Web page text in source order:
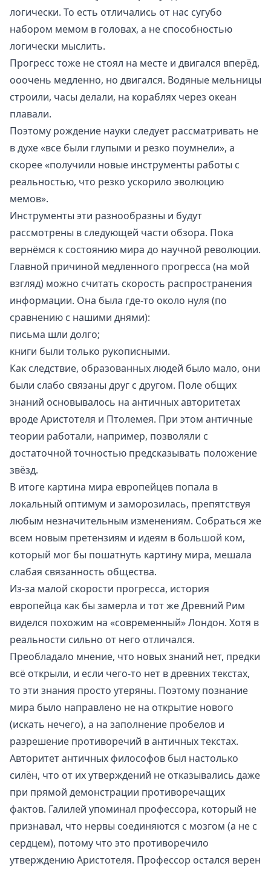
логически. То есть отличались от нас сугубо
набором мемом в головах, а не способностью
логически мыслить.
Прогресс тоже не стоял на месте и двигался вперёд,
ооочень медленно, но двигался. Водяные мельницы
строили, часы делали, на кораблях через океан
плавали.
Поэтому рождение науки следует рассматривать не
в духе «все были глупыми и резко поумнели», а
скорее «получили новые инструменты работы с
реальностью, что резко ускорило эволюцию
мемов».
Инструменты эти разнообразны и будут
рассмотрены в следующей части обзора. Пока
вернёмся к состоянию мира до научной революции.
Главной причиной медленного прогресса (на мой
взгляд) можно считать скорость распространения
информации. Она была где-то около нуля (по
сравнению с нашими днями):
письма шли долго;
книги были только рукописными.
Как следствие, образованных людей было мало, они
были слабо связаны друг с другом. Поле общих
знаний основывалось на античных авторитетах
вроде Аристотеля и Птолемея. При этом античные
теории работали, например, позволяли с
достаточной точностью предсказывать положение
звёзд.
В итоге картина мира европейцев попала в
локальный оптимум и заморозилась, препятствуя
любым незначительным изменениям. Собраться же
всем новым претензиям и идеям в большой ком,
который мог бы пошатнуть картину мира, мешала
слабая связанность общества.
Из-за малой скорости прогресса, история
европейца как бы замерла и тот же Древний Рим
виделся похожим на «современный» Лондон. Хотя в
реальности сильно от него отличался.
Преобладало мнение, что новых знаний нет, предки
всё открыли, и если чего-то нет в древних текстах,
то эти знания просто утеряны. Поэтому познание
мира было направлено не на открытие нового
(искать нечего), а на заполнение пробелов и
разрешение противоречий в античных текстах.
Авторитет античных философов был настолько
силён, что от их утверждений не отказывались даже
при прямой демонстрации противоречащих
фактов. Галилей упоминал профессора, который не
признавал, что нервы соединяются с мозгом (а не с
сердцем), потому что это противоречило
утверждению Аристотеля. Профессор остался верен